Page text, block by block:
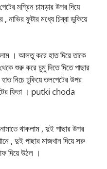
মশ্রিন চামড়ার উপর দিয়ে
নাভির ফুটার মধ্যে চিব্বা ডুকিয়ে
। আলতু করে হাত দিয়ে তাকে
শুরু করে চুমু দিতে দিতে পাছার
নিচে ঢুকিয়ে তলপেটের উপর
ফিতা । putki choda
থাকলাম , দুই পাছার উপর
, দুই পাছার মাজখান দিয়ে সরু
দিয়ে উঠল ।